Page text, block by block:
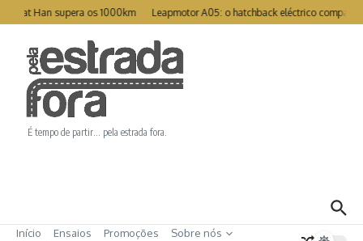
Ir para o conteúdo
Han supera os 1000km Leapmotor A05: o hatchback eléctrico compacto
É tempo de partir… pela estrada fora.
Início Ensaios Promoções
Sobre nós